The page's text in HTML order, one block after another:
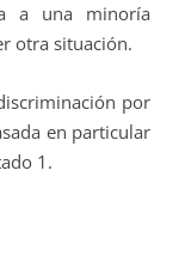
a una minoría
otra situación.
por
en particular
1.